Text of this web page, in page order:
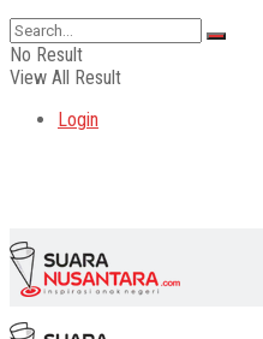
No Result
View All Result
Login